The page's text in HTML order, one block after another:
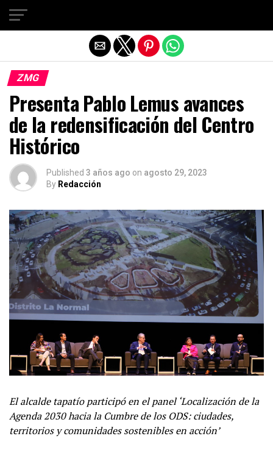
ZMG
Presenta Pablo Lemus avances
de la redensificación del Centro
Histórico
Published 3 años ago on agosto 29, 2023
By Redacción
El alcalde tapatío participó en el panel ‘Localización de la
Agenda 2030 hacia la Cumbre de los ODS: ciudades,
territorios y comunidades sostenibles en acción’